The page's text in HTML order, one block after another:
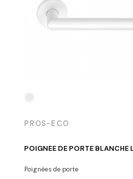
PROS-ECO
Poignées de porte